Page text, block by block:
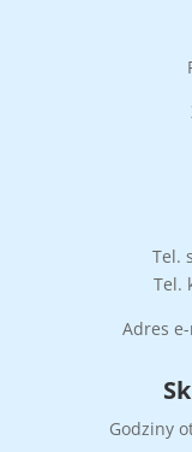
Tel.
Tel.
Adres
Godziny